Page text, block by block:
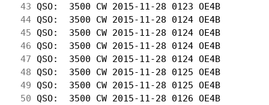
43 QSO:  3500 CW 2015-11-28 0123 OE4B
44 QSO:  3500 CW 2015-11-28 0124 OE4B
45 QSO:  3500 CW 2015-11-28 0124 OE4B
46 QSO:  3500 CW 2015-11-28 0124 OE4B
47 QSO:  3500 CW 2015-11-28 0124 OE4B
48 QSO:  3500 CW 2015-11-28 0125 OE4B
49 QSO:  3500 CW 2015-11-28 0125 OE4B
50 QSO:  3500 CW 2015-11-28 0126 OE4B